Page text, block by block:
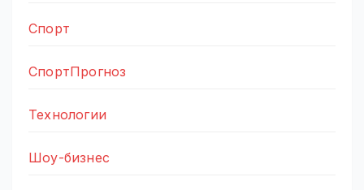
Спорт
СпортПрогноз
Технологии
Шоу-бизнес